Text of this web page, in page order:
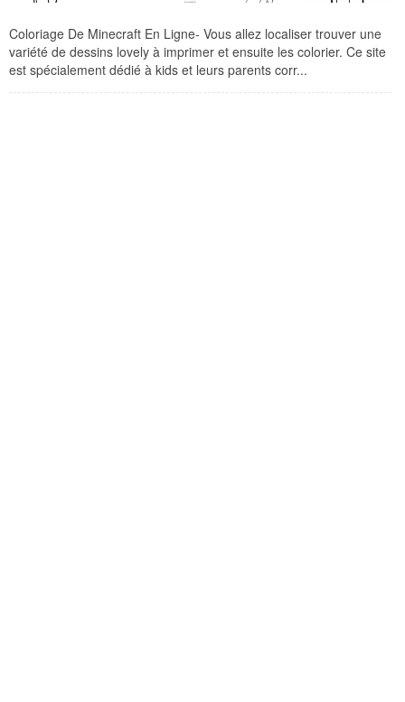
Coloriage De Minecraft En Ligne- Vous allez localiser trouver une
variété de dessins lovely à imprimer et ensuite les colorier. Ce site
est spécialement dédié à kids et leurs parents corr...